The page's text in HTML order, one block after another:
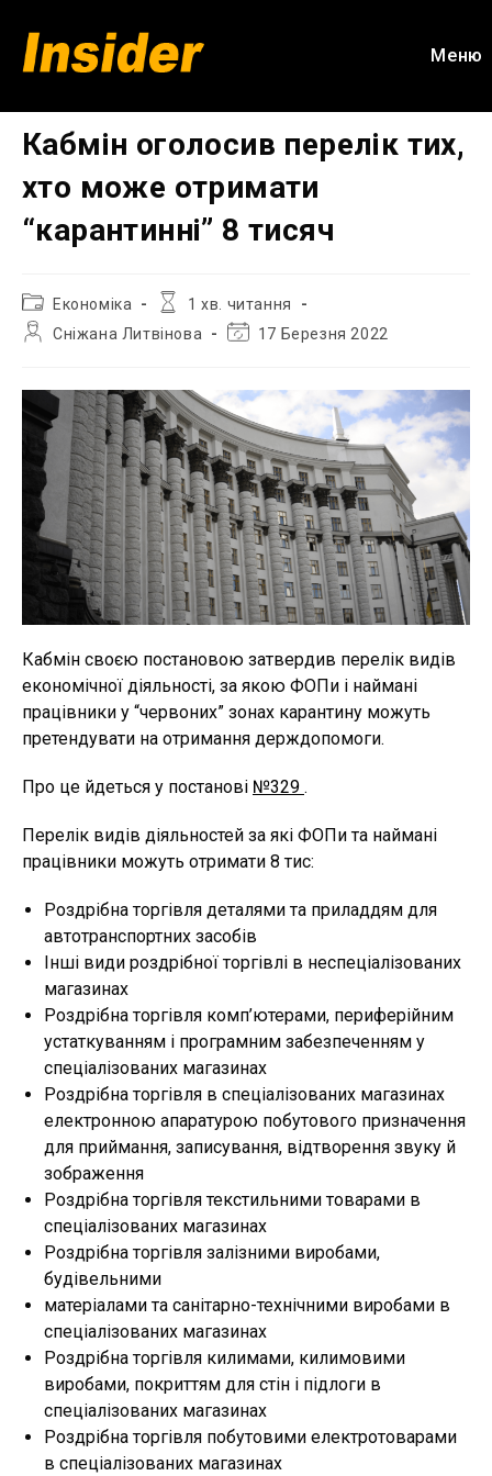
вмісту
Меню
Кабмін оголосив перелік тих,
хто може отримати
“карантинні” 8 тисяч
Категорія
запису:
Економіка
Час
1 хв. читання
АвторСніжана Литвінова
Остання17 Березня 2022
Кабмін своєю постановою затвердив перелік видів
економічної діяльності, за якою ФОПи і наймані
працівники у “червоних” зонах карантину можуть
претендувати на отримання держдопомоги.
Про це йдеться у постанові №329 .
Перелік видів діяльностей за які ФОПи та наймані
працівники можуть отримати 8 тис:
Роздрібна торгівля деталями та приладдям для
автотранспортних засобів
Інші види роздрібної торгівлі в неспеціалізованих
магазинах
Роздрібна торгівля комп’ютерами, периферійним
устаткуванням і програмним забезпеченням у
спеціалізованих магазинах
Роздрібна торгівля в спеціалізованих магазинах
електронною апаратурою побутового призначення
для приймання, записування, відтворення звуку й
зображення
Роздрібна торгівля текстильними товарами в
спеціалізованих магазинах
Роздрібна торгівля залізними виробами,
будівельними
матеріалами та санітарно-технічними виробами в
спеціалізованих магазинах
Роздрібна торгівля килимами, килимовими
виробами, покриттям для стін і підлоги в
спеціалізованих магазинах
Роздрібна торгівля побутовими електротоварами
в спеціалізованих магазинах